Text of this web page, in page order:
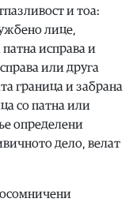
и тоа:
лице,
исправа и
или друга
граница и забрана
со патна или
определени
дело, велат
осомничени